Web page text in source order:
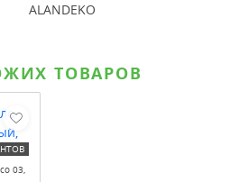
ALANDEKO
ТОВАРОВ
03,